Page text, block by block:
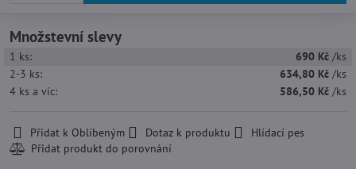
Množstevní slevy
1 ks: 690 Kč /ks
2-3 ks: 634,80 Kč /ks
4 ks a víc: 586,50 Kč /ks
Přidat k Oblíbeným Dotaz k produktu Hlídací pes